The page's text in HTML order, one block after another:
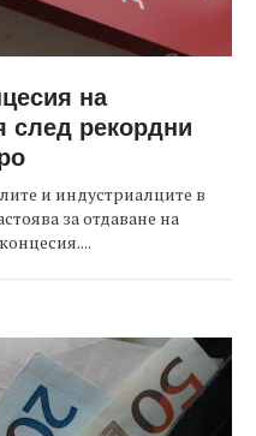
на
рекордни
и индустриалците в
за отдаване на